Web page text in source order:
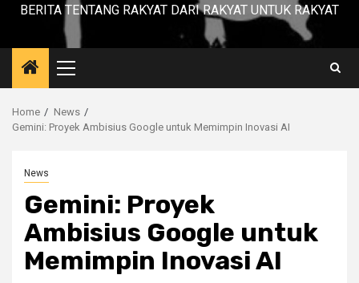
BERITA TENTANG RAKYAT DARI RAKYAT UNTUK RAKYAT
Primary
Menu
Home
News
Gemini: Proyek Ambisius Google untuk Memimpin Inovasi AI
News
Gemini: Proyek
Ambisius Google untuk
Memimpin Inovasi AI